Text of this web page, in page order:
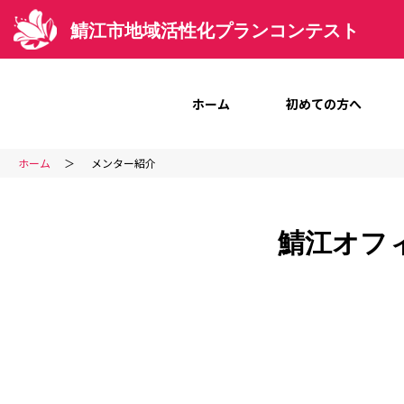
鯖江市地域活性化プランコンテスト
ホーム 初めての方へ
ホーム メンター紹介
鯖江オフ